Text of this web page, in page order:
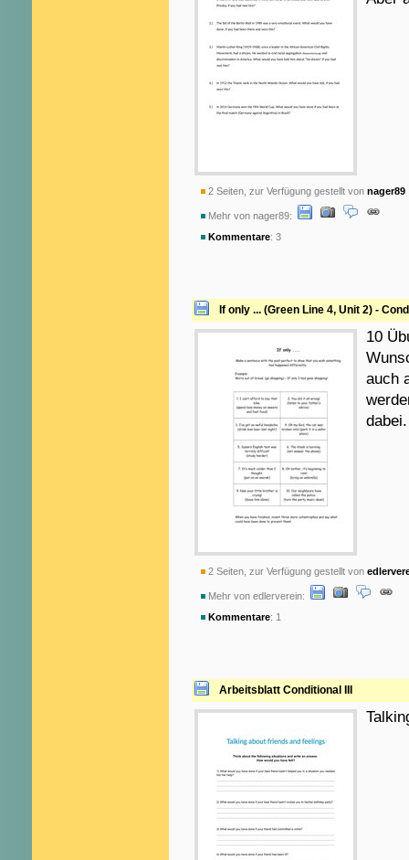
2 Seiten, zur Verfügung gestellt von nager89
Mehr von nager89:
Kommentare: 3
If only ... (Green Line 4, Unit 2) -
10
auch
dabei.
2 Seiten, zur Verfügung gestellt von
Mehr von edlerverein:
Kommentare: 1
Arbeitsblatt Conditional III